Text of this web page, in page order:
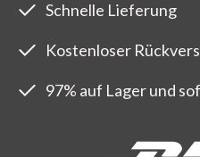
Schnelle Lieferung
Kostenloser
97% auf Lager und